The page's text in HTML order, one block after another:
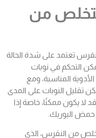
من
تعتمد على شدة الحالة
التحكم في نوبات
المناسبة، ومع
تقليل النوبات على المدى
لا يكون ممكنًا، خاصة إذا
اليوريك.
من النقرس، الذي